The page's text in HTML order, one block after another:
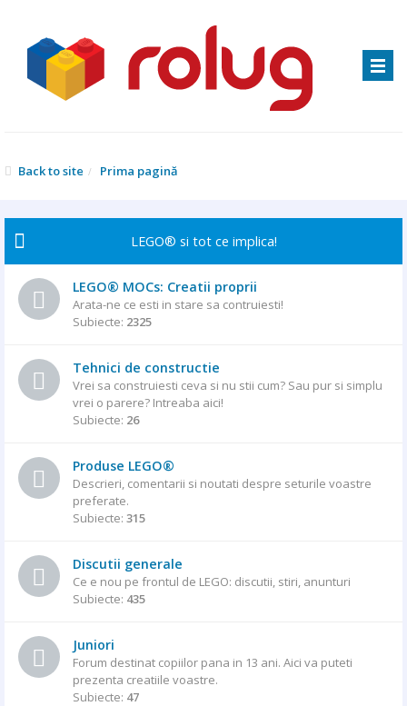
Back to site Prima pagină
LEGO® si tot ce implica!
LEGO® MOCs: Creatii proprii
Arata-ne ce esti in stare sa contruiesti!
Subiecte: 2325
Tehnici de constructie
Vrei sa construiesti ceva si nu stii cum? Sau pur si simplu
vrei o parere? Intreaba aici!
Subiecte: 26
Produse LEGO®
Descrieri, comentarii si noutati despre seturile voastre
preferate.
Subiecte: 315
Discutii generale
Ce e nou pe frontul de LEGO: discutii, stiri, anunturi
Subiecte: 435
Juniori
Forum destinat copiilor pana in 13 ani. Aici va puteti
prezenta creatiile voastre.
Subiecte: 47